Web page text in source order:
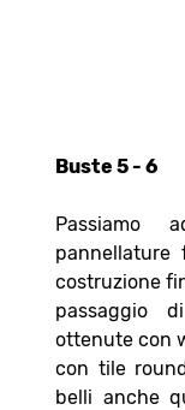
Buste 5 - 6
Passiamo
pannellature
costruzione
passaggio
ottenute con
con tile
belli anche